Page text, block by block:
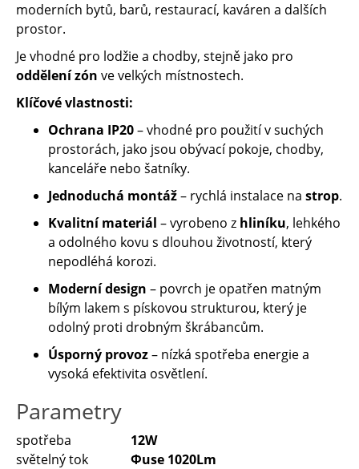
moderních bytů, barů, restaurací, kaváren a dalších
prostor.
Je vhodné pro lodžie a chodby, stejně jako pro
oddělení zón ve velkých místnostech.
Klíčové vlastnosti:
Ochrana IP20– vhodné pro použití v suchých
prostorách, jako jsou obývací pokoje, chodby,
kanceláře nebo šatníky.
Jednoduchá montáž– rychlá instalace na strop.
Kvalitní materiál – vyrobeno z hliníku, lehkého
a odolného kovu s dlouhou životností, který
nepodléhá korozi.
Moderní design – povrch je opatřen matným
bílým lakem s pískovou strukturou, který je
odolný proti drobným škrábancům.
Úsporný provoz– nízká spotřeba energie a
vysoká efektivita osvětlení.
Parametry
spotřeba
12W
světelný tok
Φuse 1020Lm